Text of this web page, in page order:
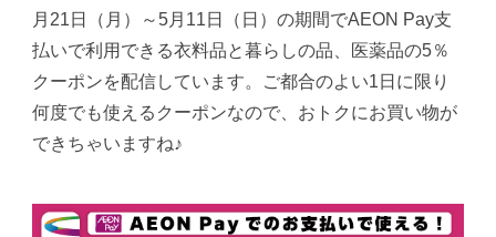
月21日（月）～5月11日（日）の期間でAEON Pay支
払いで利用できる衣料品と暮らしの品、医薬品の5％
クーポンを配信しています。ご都合のよい1日に限り
何度でも使えるクーポンなので、おトクにお買い物が
できちゃいますね♪